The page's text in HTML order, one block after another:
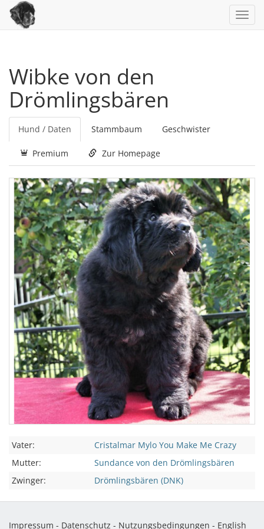
Wibke von den
Drömlingsbären
Hund / Daten Stammbaum Geschwister
Premium Zur Homepage
Vater:
Cristalmar Mylo You Make Me Crazy
Mutter:
Sundance von den Drömlingsbären
Zwinger:
Drömlingsbären (DNK)
Impressum - Datenschutz - Nutzungsbedingungen - English